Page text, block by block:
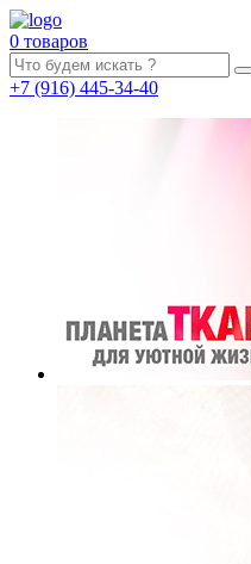
0 товаров
+7 (916) 445-34-40